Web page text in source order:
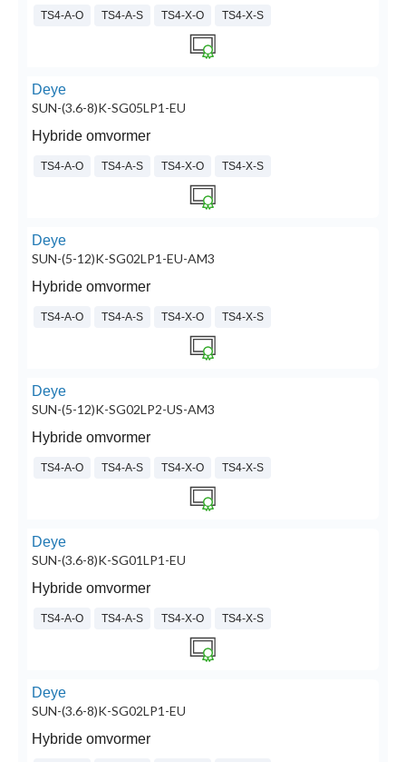
TS4-A-O TS4-A-S TS4-X-O TS4-X-S
Deye
SUN-(3.6-8)K-SG05LP1-EU
Hybride omvormer
TS4-A-O TS4-A-S TS4-X-O TS4-X-S
Deye
SUN-(5-12)K-SG02LP1-EU-AM3
Hybride omvormer
TS4-A-O TS4-A-S TS4-X-O TS4-X-S
Deye
SUN-(5-12)K-SG02LP2-US-AM3
Hybride omvormer
TS4-A-O TS4-A-S TS4-X-O TS4-X-S
Deye
SUN-(3.6-8)K-SG01LP1-EU
Hybride omvormer
TS4-A-O TS4-A-S TS4-X-O TS4-X-S
Deye
SUN-(3.6-8)K-SG02LP1-EU
Hybride omvormer